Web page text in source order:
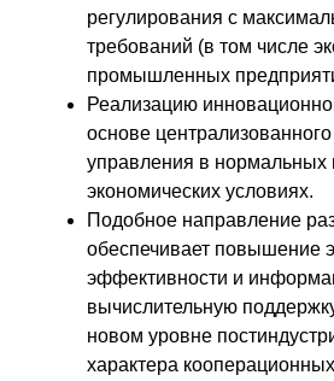
регулирования с
требований (в том числе
промышленных
Реализацию
основе
управления в нормальных
экономических условиях.
Подобное направление
обеспечивает повышение
эффективности и
вычислительную
новом уровне
характера